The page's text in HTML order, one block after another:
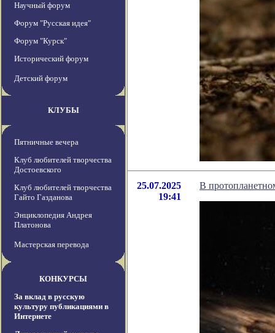
Научный форум
Форум "Русская идея"
Форум "Курск"
Исторический форум
Детский форум
КЛУБЫ
Пятничные вечера
Клуб любителей творчества
Достоевского
Клуб любителей творчества
Гайто Газданова
Энциклопедия Андрея
Платонова
Мастерская перевода
КОНКУРСЫ
За вклад в русскую
культуру публикациями в
Интернете
25.07.2025
19:41
В